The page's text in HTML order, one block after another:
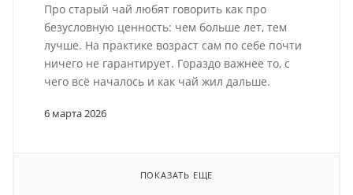
6 марта 2026
Про старый чай любят говорить как про
безусловную ценность: чем больше лет, тем
лучше. На практике возраст сам по себе почти
ничего не гарантирует. Гораздо важнее то, с
чего всё началось и как чай жил дальше.
ПОКАЗАТЬ ЕЩЕ